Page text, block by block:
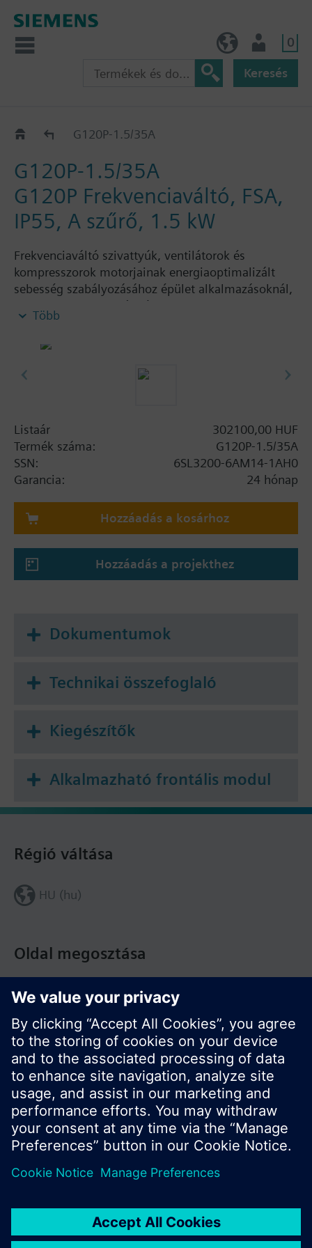
0
Keresés
G120P..5AG120P-1.5/35A
G120P-1.5/35A
G120P Frekvenciaváltó, FSA,
IP55, A szűrő, 1.5 kW
Frekvenciaváltó szivattyúk, ventilátorok és
kompresszorok motorjainak energiaoptimalizált
sebesség szabályozásához épület alkalmazásoknál,
benne: PM230 teljesítmény modul, CU230P-2
szabályozó egység kijelző lappal, panel nélkül.
További információ
BOP-2 vagy sima fedlap használatával a mélység
Több
Listaár
302100,00 HUF
Termék száma:
G120P-1.5/35A
SSN:
6SL3200-6AM14-1AH0
Garancia:
24 hónap
Hozzáadás a kosárhoz
Hozzáadás a projekthez
Dokumentumok
Technikai összefoglaló
Kiegészítők
Alkalmazható frontális modul
Oldal megosztása
Régió váltása
HU (hu)
© Siemens Switzerland Ltd. Building Technologies
Division - 2016
A termékválaszték és az árak országonként
Biztonsági előírás